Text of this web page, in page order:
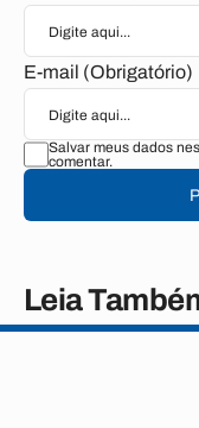
E-mail (Obrigatório)
Salvar meus dados
comentar.
Leia